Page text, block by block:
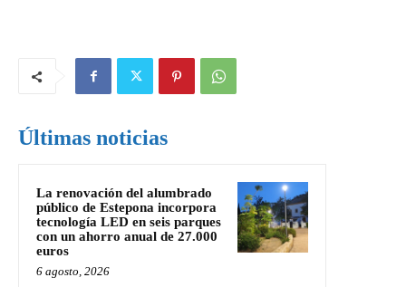
Últimas noticias
La renovación del alumbrado
público de Estepona incorpora
tecnología LED en seis parques
con un ahorro anual de 27.000
euros
6 agosto, 2026